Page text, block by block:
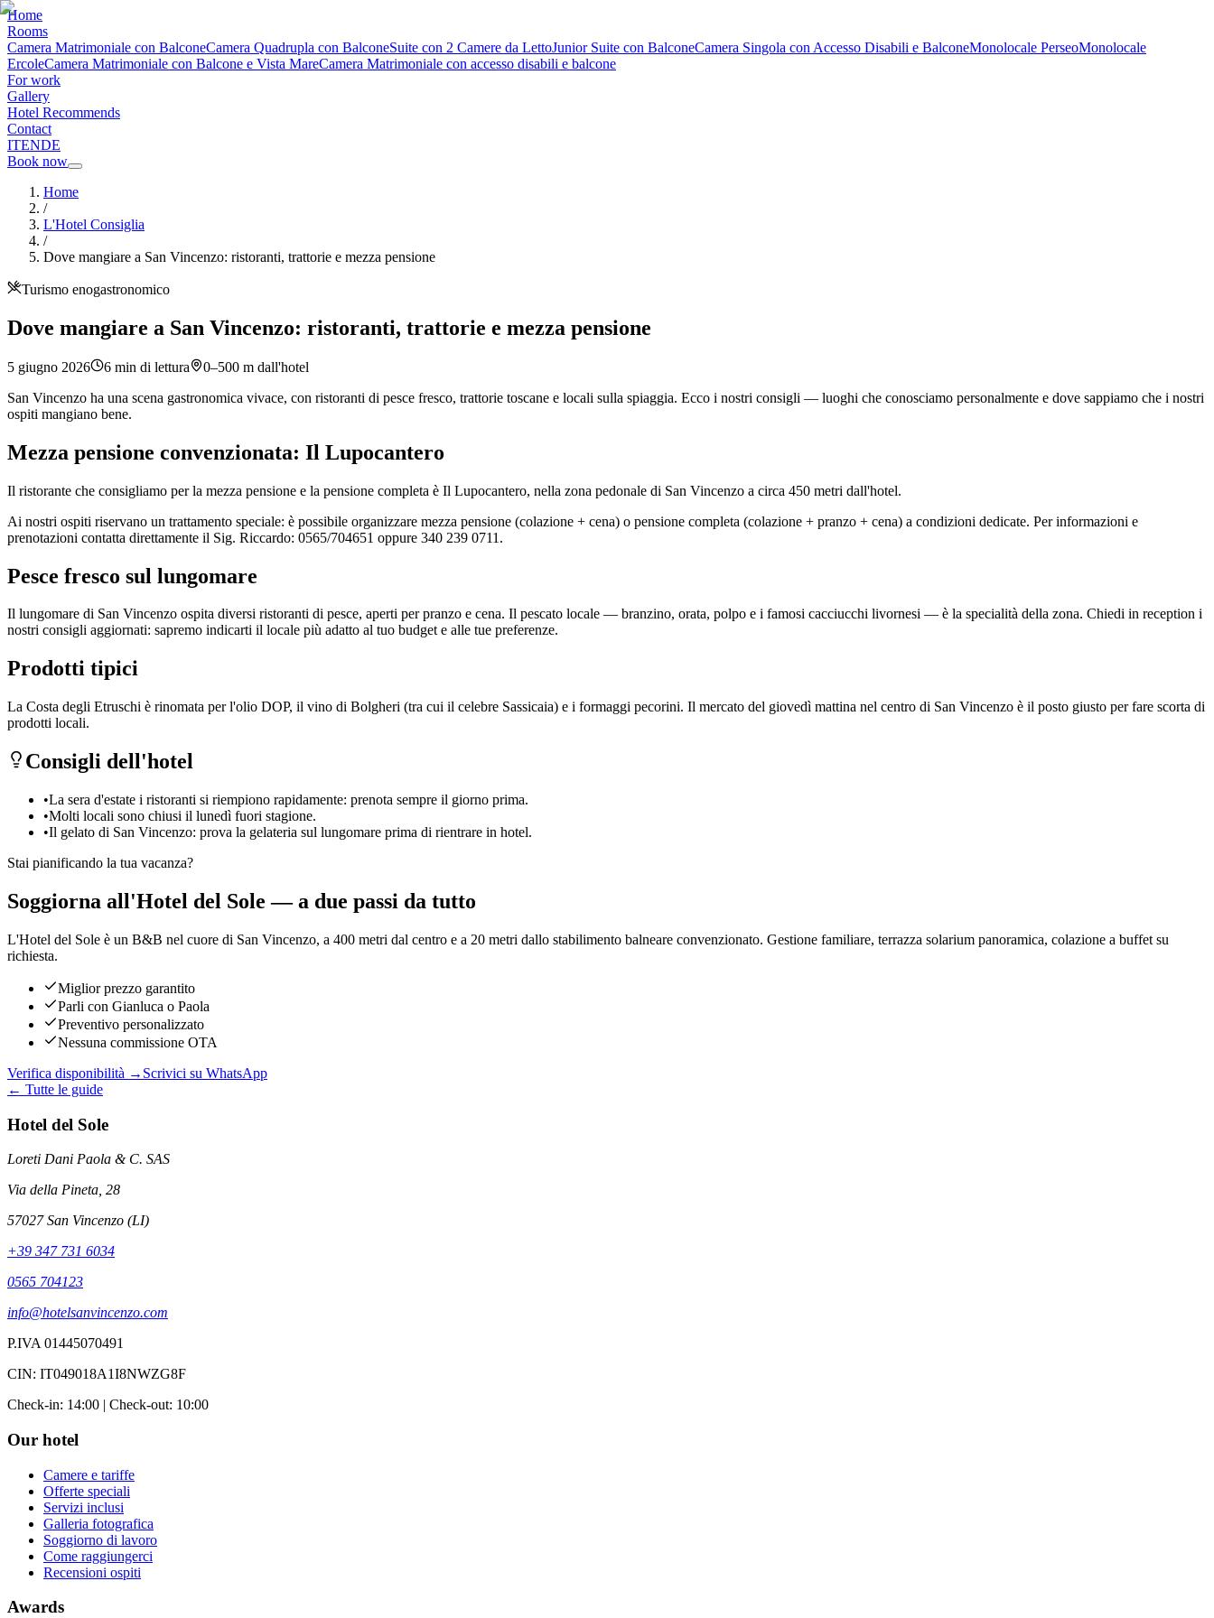
Home
Rooms
Camera Matrimoniale con BalconeCamera Quadrupla con BalconeSuite con 2 Camere da LettoJunior Suite con BalconeCamera Singola con Accesso Disabili e BalconeMonolocale PerseoMonolocale
ErcoleCamera Matrimoniale con Balcone e Vista MareCamera Matrimoniale con accesso disabili e balcone
For work
Gallery
Hotel Recommends
Contact
ITENDE
Book now
Home
/
L'Hotel Consiglia
/
Dove mangiare a San Vincenzo: ristoranti, trattorie e mezza pensione
Turismo enogastronomico
Dove mangiare a San Vincenzo: ristoranti, trattorie e mezza pensione
5 giugno 2026 6 min di lettura
0–500 m dall'hotel
San Vincenzo ha una scena gastronomica vivace, con ristoranti di pesce fresco, trattorie toscane e locali sulla spiaggia. Ecco i nostri consigli — luoghi che conosciamo personalmente e dove sappiamo che i nostri
ospiti mangiano bene.
Mezza pensione convenzionata: Il Lupocantero
Il ristorante che consigliamo per la mezza pensione e la pensione completa è Il Lupocantero, nella zona pedonale di San Vincenzo a circa 450 metri dall'hotel.
Ai nostri ospiti riservano un trattamento speciale: è possibile organizzare mezza pensione (colazione + cena) o pensione completa (colazione + pranzo + cena) a condizioni dedicate. Per informazioni e
prenotazioni contatta direttamente il Sig. Riccardo: 0565/704651 oppure 340 239 0711.
Pesce fresco sul lungomare
Il lungomare di San Vincenzo ospita diversi ristoranti di pesce, aperti per pranzo e cena. Il pescato locale — branzino, orata, polpo e i famosi cacciucchi livornesi — è la specialità della zona. Chiedi in reception i
nostri consigli aggiornati: sapremo indicarti il locale più adatto al tuo budget e alle tue preferenze.
Prodotti tipici
La Costa degli Etruschi è rinomata per l'olio DOP, il vino di Bolgheri (tra cui il celebre Sassicaia) e i formaggi pecorini. Il mercato del giovedì mattina nel centro di San Vincenzo è il posto giusto per fare scorta di
prodotti locali.
Consigli dell'hotel
•La sera d'estate i ristoranti si riempiono rapidamente: prenota sempre il giorno prima.
•Molti locali sono chiusi il lunedì fuori stagione.
•Il gelato di San Vincenzo: prova la gelateria sul lungomare prima di rientrare in hotel.
Stai pianificando la tua vacanza?
Soggiorna all'Hotel del Sole — a due passi da tutto
L'Hotel del Sole è un B&B nel cuore di San Vincenzo, a 400 metri dal centro e a 20 metri dallo stabilimento balneare convenzionato. Gestione familiare, terrazza solarium panoramica, colazione a buffet su
richiesta.
Miglior prezzo garantito
Parli con Gianluca o Paola
Preventivo personalizzato
Nessuna commissione OTA
Verifica disponibilità → Scrivici su WhatsApp
← Tutte le guide
Hotel del Sole
Loreti Dani Paola & C. SAS
Via della Pineta, 28
57027 San Vincenzo (LI)
+39 347 731 6034
0565 704123
info@hotelsanvincenzo.com
P.IVA 01445070491
CIN: IT049018A1I8NWZG8F
Check-in: 14:00 | Check-out: 10:00
Our hotel
Camere e tariffe
Offerte speciali
Servizi inclusi
Galleria fotografica
Soggiorno di lavoro
Come raggiungerci
Recensioni ospiti
Awards